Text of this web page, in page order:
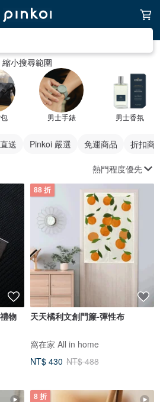
縮小搜尋範圍
男士手錶 男士香氛
送 Pinkoi 嚴選 免運商品 折扣商
熱門程度優先
物
88 折
天天橘利文創門簾-彈性布
窩在家 All in home
NT$ 430 NT$ 488
8 折